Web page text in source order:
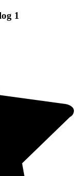
1